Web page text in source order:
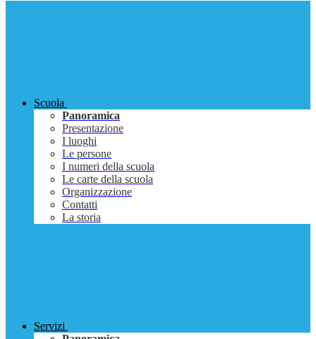
Scuola
Panoramica
Presentazione
I luoghi
Le persone
I numeri della scuola
Le carte della scuola
Organizzazione
Contatti
La storia
Servizi